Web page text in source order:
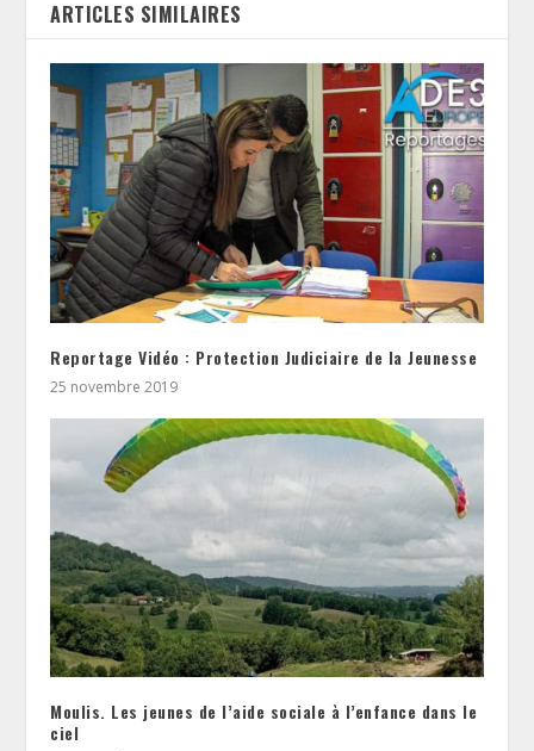
ARTICLES SIMILAIRES
Reportage Vidéo : Protection Judiciaire de la Jeunesse
25 novembre 2019
Moulis. Les jeunes de l’aide sociale à l’enfance dans le
ciel